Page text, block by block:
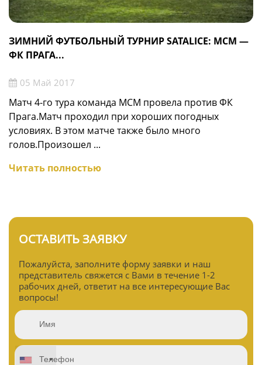
ЗИМНИЙ ФУТБОЛЬНЫЙ ТУРНИР SATALICE: МСМ —
ФК ПРАГА...
05 Май 2017
Матч 4-го тура команда МСМ провела против ФК
Прага.Матч проходил при хороших погодных
условиях. В этом матче также было много
голов.Произошел ...
Читать полностью
ОСТАВИТЬ ЗАЯВКУ
Пожалуйста, заполните форму заявки и наш
представитель свяжется с Вами в течение 1-2
рабочих дней, ответит на все интересующие Вас
вопросы!